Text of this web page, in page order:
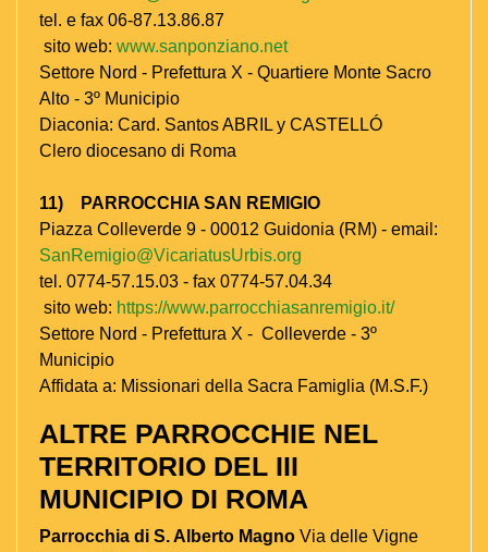
tel. e fax 06-87.13.86.87
sito web: www.sanponziano.net
Settore Nord - Prefettura X - Quartiere Monte Sacro
Alto - 3º Municipio
Diaconia: Card. Santos ABRIL y CASTELLÓ
Clero diocesano di Roma
11) PARROCCHIA SAN REMIGIO
Piazza Colleverde 9 - 00012 Guidonia (RM) - email:
SanRemigio@VicariatusUrbis.org
tel. 0774-57.15.03 - fax 0774-57.04.34
sito web: https://www.parrocchiasanremigio.it/
Settore Nord - Prefettura X - Colleverde - 3º
Municipio
Affidata a: Missionari della Sacra Famiglia (M.S.F.)
ALTRE PARROCCHIE NEL
TERRITORIO DEL III
MUNICIPIO DI ROMA
Parrocchia di S. Alberto Magno Via delle Vigne